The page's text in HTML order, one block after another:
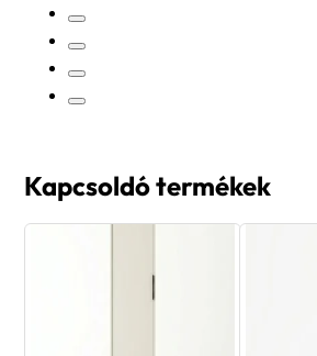
Kapcsoldó termékek